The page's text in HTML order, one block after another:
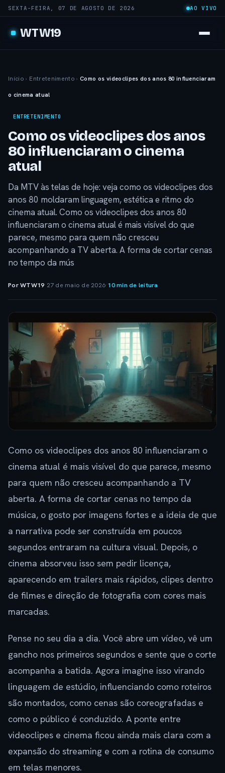
SEXTA-FEIRA, 07 DE AGOSTO DE 2026 AO VIVO
WTW19
Início › Entretenimento › Como os videoclipes dos anos 80 influenciaram
o cinema atual
ENTRETENIMENTO
Como os videoclipes dos anos
80 influenciaram o cinema
atual
Da MTV às telas de hoje: veja como os videoclipes dos
anos 80 moldaram linguagem, estética e ritmo do
cinema atual. Como os videoclipes dos anos 80
influenciaram o cinema atual é mais visível do que
parece, mesmo para quem não cresceu
acompanhando a TV aberta. A forma de cortar cenas
no tempo da mús
Por WTW19· 27 de maio de 2026·10 min de leitura
Como os videoclipes dos anos 80 influenciaram o
cinema atual é mais visível do que parece, mesmo
para quem não cresceu acompanhando a TV
aberta. A forma de cortar cenas no tempo da
música, o gosto por imagens fortes e a ideia de que
a narrativa pode ser construída em poucos
segundos entraram na cultura visual. Depois, o
cinema absorveu isso sem pedir licença,
aparecendo em trailers mais rápidos, clipes dentro
de filmes e direção de fotografia com cores mais
marcadas.
Pense no seu dia a dia. Você abre um vídeo, vê um
gancho nos primeiros segundos e sente que o corte
acompanha a batida. Agora imagine isso virando
linguagem de estúdio, influenciando como roteiros
são montados, como cenas são coreografadas e
como o público é conduzido. A ponte entre
videoclipes e cinema ficou ainda mais clara com a
expansão do streaming e com a rotina de consumo
em telas menores.